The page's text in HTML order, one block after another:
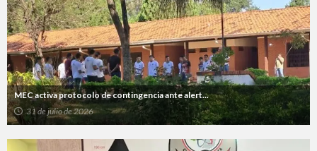
MEC activa protocolo de contingencia ante alert...
31 de julio de 2026